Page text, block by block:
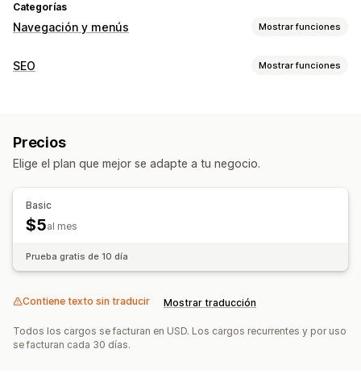
Categorías
Navegación y menús Mostrar funciones
Navegación
Editor de arrastrar y soltar
Múltiples idiomas
Adaptación a dispositivos móviles
SEO Mostrar funciones
Optimización de metadatos
Precios
Elige el plan que mejor se adapte a tu negocio.
Basic
$5al mes
Prueba gratis de 10 día
Contiene texto sin traducir Mostrar traducción
Todos los cargos se facturan en USD. Los cargos recurrentes y por uso
se facturan cada 30 días.